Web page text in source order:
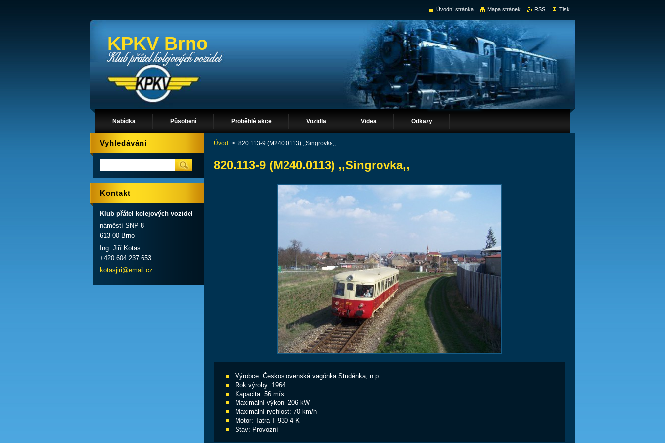
KPKV Brno
Nabídka Působení Proběhlé akce Vozidla Videa Odkazy
Úvod > 820.113-9 (M240.0113) ,,Singrovka,,
820.113-9 (M240.0113) ,,Singrovka,,
Výrobce: Československá vagónka Studénka, n.p.
Rok výroby: 1964
Kapacita: 56 míst
Maximální výkon: 206 kW
Maximální rychlost: 70 km/h
Motor: Tatra T 930-4 K
Stav: Provozní
Vyhledávání
Kontakt
Klub přátel kolejových vozidel
náměstí SNP 8
613 00 Brno
Ing. Jiří Kotas
+420 604 237 653
kotasjiri@email.cz
Úvodní stránka Mapa stránek RSS Tisk